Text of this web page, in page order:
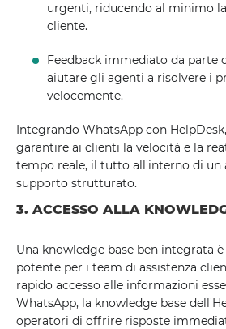
urgenti, riducendo al minimo
cliente.
Feedback immediato da parte
aiutare gli agenti a risolvere i
velocemente.
Integrando WhatsApp con
garantire ai clienti la velocità e la
tempo reale, il tutto all'interno di un
supporto strutturato.
3. ACCESSO ALLA
Una knowledge base ben integrata
potente per i team di assistenza
rapido accesso alle informazioni
WhatsApp, la knowledge base
operatori di offrire risposte